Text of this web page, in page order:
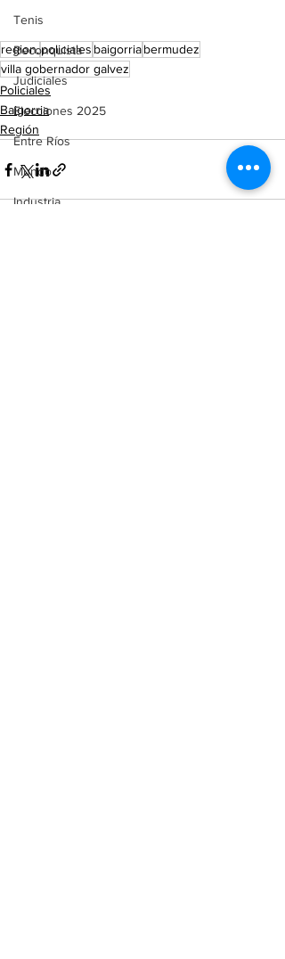
Tenis
Reconquista
Judiciales
Elecciones 2025
Entre Ríos
Mundo
Industria
region.policiales baigorriabermudez
villa gobernador galvez
Policiales
Baigorria
Región